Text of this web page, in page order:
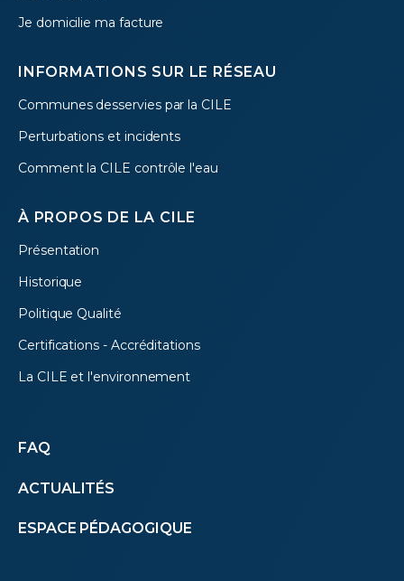
Je domicilie ma facture
INFORMATIONS SUR LE RÉSEAU
Communes desservies par la CILE
Perturbations et incidents
Comment la CILE contrôle l'eau
À PROPOS DE LA CILE
Présentation
Historique
Politique Qualité
Certifications - Accréditations
La CILE et l'environnement
Autres
menus
FAQ
ACTUALITÉS
ESPACE PÉDAGOGIQUE